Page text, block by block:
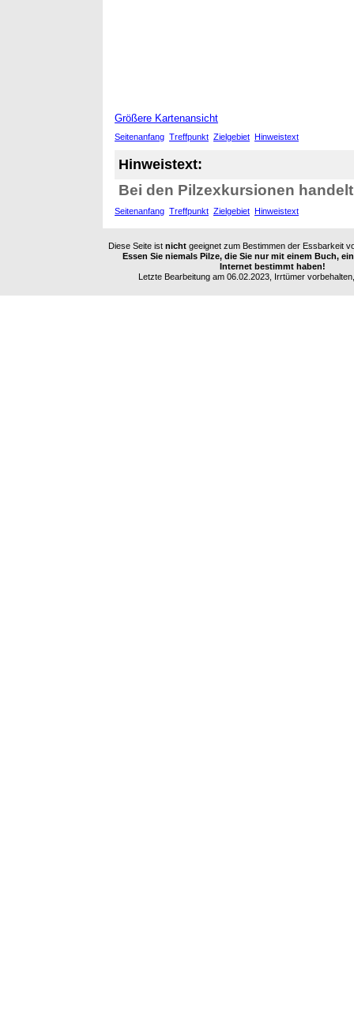
Größere Kartenansicht
Seitenanfang Treffpunkt Zielgebiet Hinweistext
Hinweistext:
Bei den Pilzexkursionen
Seitenanfang Treffpunkt Zielgebiet Hinweistext
Diese Seite ist nichtgeeignet zum Bestimmen der Essbarkeit
Essen Sie niemals Pilze, die Sie nur mit einem Buch,
Internet bestimmt haben!
Letzte Bearbeitung am 06.02.2023, Irrtümer